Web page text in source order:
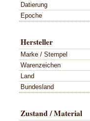
Datierung
Epoche
Hersteller
Marke / Stempel
Warenzeichen
Land
Bundesland
Zustand / Material